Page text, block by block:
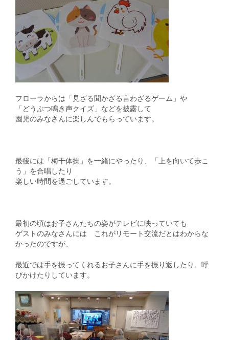
フローラからは「見ざる聞かざる言わざるゲーム」や
「どうぶつ鳴き声クイズ」などを披露して
園児のみなさんに楽しんでもらっています。
最後には「梅干体操」を一緒にやったり、「上を向いて歩こ
う」を合唱したり
楽しい時間を過ごしています。
最初の頃はお子さんたちの姿がテレビに映っていても
ゲストのみなさんには これがリモート交流だとはわからな
かったのですが、
最近では手を振ってくれるお子さんに手を振り返したり、呼
びかけたりしています。